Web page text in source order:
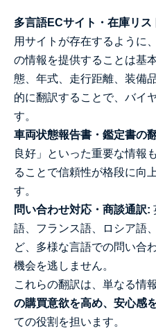
多言語ECサイト・在庫リス
用サイトが存在するように
の情報を提供することは基
態、年式、走行距離、装備
的に翻訳することで、バイ
す。
車両状態報告書・鑑定書の
良好」といった重要な情報
ることで信頼性が格段に向
す。
問い合わせ対応・商談通訳:
語、フランス語、ロシア語
ど、多様な言語での問い合
機会を逃しません。
これらの翻訳は、単なる情
の購買意欲を高め、安心感
ての役割を担います。